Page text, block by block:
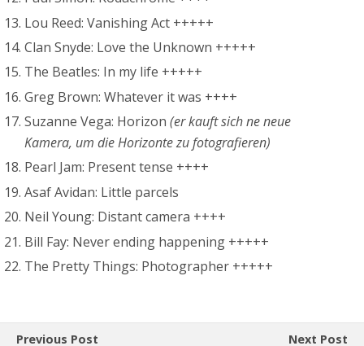
Lou Reed: Vanishing Act +++++
Clan Snyde: Love the Unknown +++++
The Beatles: In my life +++++
Greg Brown: Whatever it was ++++
Suzanne Vega: Horizon(er kauft sich ne neue
Kamera, um die Horizonte zu fotografieren)
Pearl Jam: Present tense ++++
Asaf Avidan: Little parcels
Neil Young: Distant camera ++++
Bill Fay: Never ending happening +++++
The Pretty Things: Photographer +++++
Previous Post Next Post